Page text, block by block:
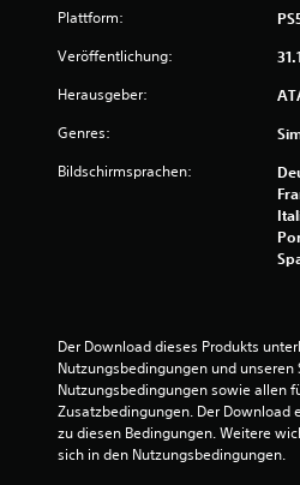
Plattform:
Veröffentlichung:
Herausgeber:
Genres:
Bildschirmsprachen:
Der Download dieses Produkts
Nutzungsbedingungen und unseren
Nutzungsbedingungen sowie allen
Zusatzbedingungen. Der Download
zu diesen Bedingungen. Weitere
sich in den Nutzungsbedingungen.